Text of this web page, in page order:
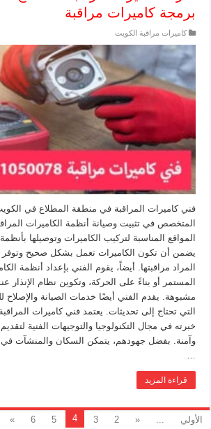
برمجة كاميرات مراقبة
كاميرات مراقبة الكويت
فني كاميرات المراقبة في منطقة المطلاع في
المتخصص في تثبيت وصيانة أنظمة الكاميرات
المواقع المناسبة لتركيب الكاميرات وتوصيلها
يضمن أن تكون الكاميرات تعمل بشكل صحيح وتوفر
المراد مراقبتها. أيضاً، يقوم الفني بإعداد أنظمة
المستمر أو بناءً على الحركة، وتكوين نظام
مشبوهة. يقدم الفني أيضًا خدمات الصيانة والإصلاح
التي تحتاج إلى تحديثات. يعتمد فني كاميرات
خبرته في مجال التكنولوجيا والتوجيهات الفنية
وآمنة. بفضل جهودهم، يتمكن السكان والمنشآت
…
قراءة المزيد
الأولي ...
«
2
3
4
5
6
»